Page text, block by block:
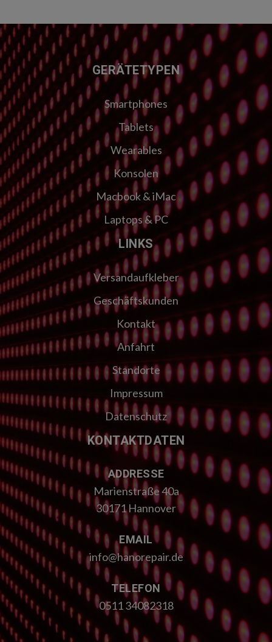
FUSSZEILE GERÄTETYPEN
Smartphones
Tablets
Wearables
Konsolen
Macbook & iMac
Laptops & PC
LINKS
Versandaufkleber
Geschäftskunden
Kontakt
Anfahrt
Standorte
Impressum
Datenschutz
KONTAKTDATEN
ADDRESSE
Marienstraße 40a
30171 Hannover
EMAIL
info@hanorepair.de
TELEFON
0511 34082318